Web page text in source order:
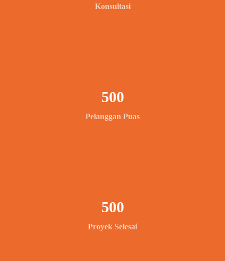
Konsultasi
Pelanggan Puas
500
Proyek Selesai
500